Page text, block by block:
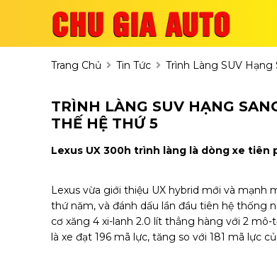
Trang Chủ Tin Tức Trình Làng SUV
TRÌNH LÀNG SUV HẠNG
THẾ HỆ THỨ 5
Lexus UX 300h trình làng là dòng xe
Lexus vừa giới thiệu UX hybrid mới và mạnh
thứ năm, và đánh dấu lần đầu tiên hệ thống
cơ xăng 4 xi-lanh 2.0 lít thẳng hàng với 2
là xe đạt 196 mã lực, tăng so với 181 mã lực